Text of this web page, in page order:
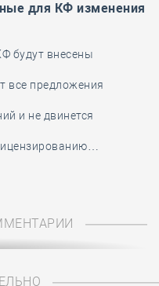
для КФ изменения
будут внесены
все предложения
и не двинется